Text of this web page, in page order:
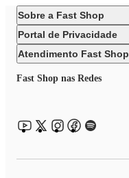
Sobre a Fast Shop
Portal de Privacidade
Atendimento Fast Shop
Fast Shop nas Redes